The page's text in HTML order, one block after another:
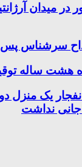
سرشناس پس
هشت ساله
یک منزل
نداشت